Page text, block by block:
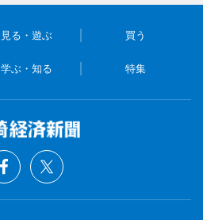
見る・遊ぶ 買う
学ぶ・知る 特集